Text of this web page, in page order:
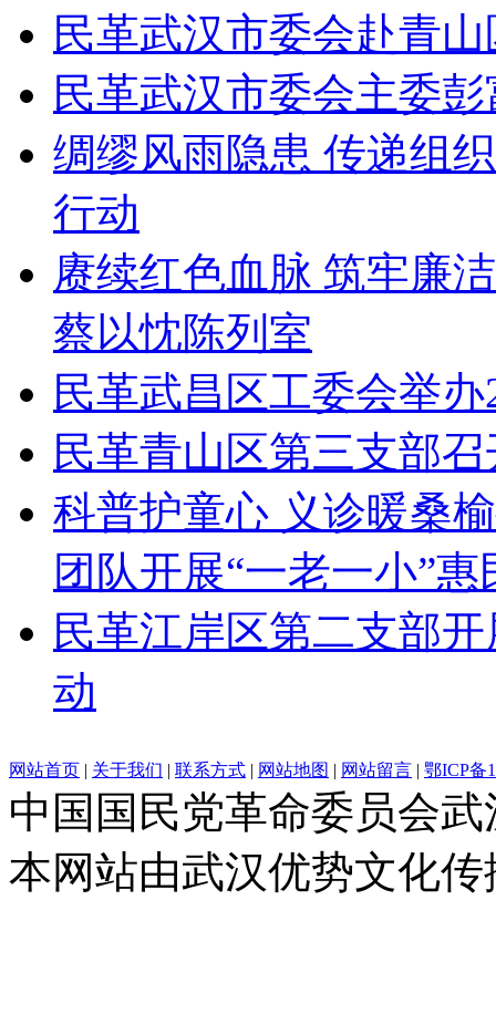
民革武汉市委会赴青
民革武汉市委会主委
绸缪风雨隐患 传递组
行动
赓续红色血脉 筑牢廉
蔡以忱陈列室
民革武昌区工委会举
民革青山区第三支部
科普护童心 义诊暖桑
团队开展“一老一小”惠
民革江岸区第二支部
动
网站首页 | 关于我们 | 联系方式 | 网站地图 | 网站留言 | 鄂ICP备
中国国民党革命委员会
本网站由武汉优势文化